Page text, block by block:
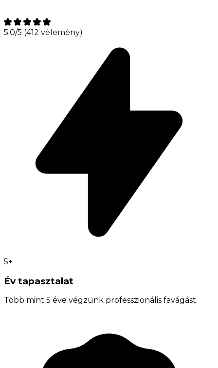
5.0/5 (412 vélemény)
5+
Év tapasztalat
Több mint 5 éve végzünk professzionális favágást.